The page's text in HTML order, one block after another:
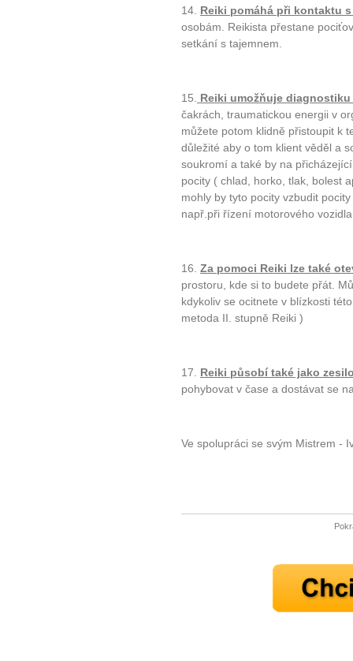
Jak mít více energie
14. Reiki pomáhá při kontaktu
osobám. Reikista přestane
setkání s tajemnem.
15.
Reiki umožňuje
čakrách, traumatickou energii v
můžete potom klidně přistoupit k
důležité aby o tom klient věděl a
soukromí a také by na
pocity ( chlad, horko, tlak, bolest
mohly by tyto pocity vzbudit
např.při řízení motorového
16. Za pomoci Reiki lze také
prostoru, kde si to budete přát.
kdykoliv se ocitnete v blízkosti
metoda II. stupně Reiki )
17. Reiki působí také jako
pohybovat v čase a dostávat se
Ve spolupráci se svým Mistrem -